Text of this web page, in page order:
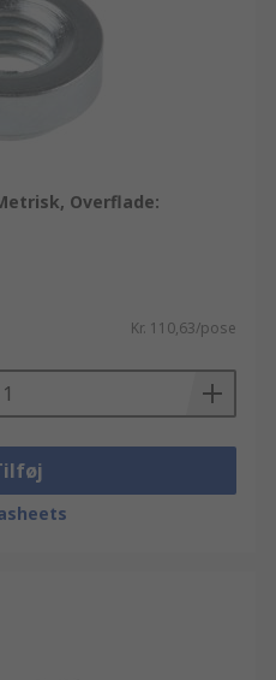
Overflade:
Kr. 110,63/pose